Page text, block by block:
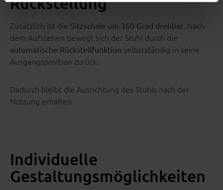
Zusätzlich ist die Sitzschale um 360 Grad drehbar. Nach
dem Aufstehen bewegt sich der Stuhl durch die
automatische Rückstellfunktion selbstständig in seine
Ausgangsposition zurück.
Dadurch bleibt die Ausrichtung des Stuhls nach der
Nutzung erhalten.
Individuelle
Gestaltungsmöglichkeiten